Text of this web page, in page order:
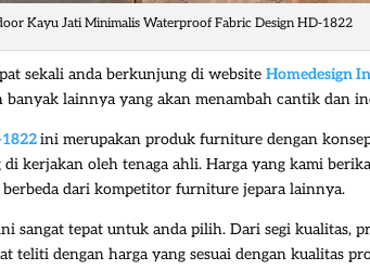
Kayu Jati Minimalis Waterproof Fabric Design HD-1822
sekali anda berkunjung di website Homedesign
lainnya yang akan menambah cantik dan
ini merupakan produk furniture dengan
kerjakan oleh tenaga ahli. Harga yang kami
dari kompetitor furniture jepara lainnya.
sangat tepat untuk anda pilih. Dari segi kualitas,
teliti dengan harga yang sesuai dengan kualitas